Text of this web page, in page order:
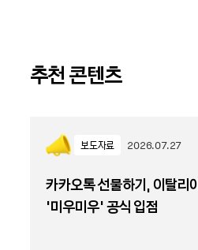
추천 콘텐츠
보도자료 2026.07.27
카카오톡 선물하기, 이탈리
'미우미우' 공식 입점